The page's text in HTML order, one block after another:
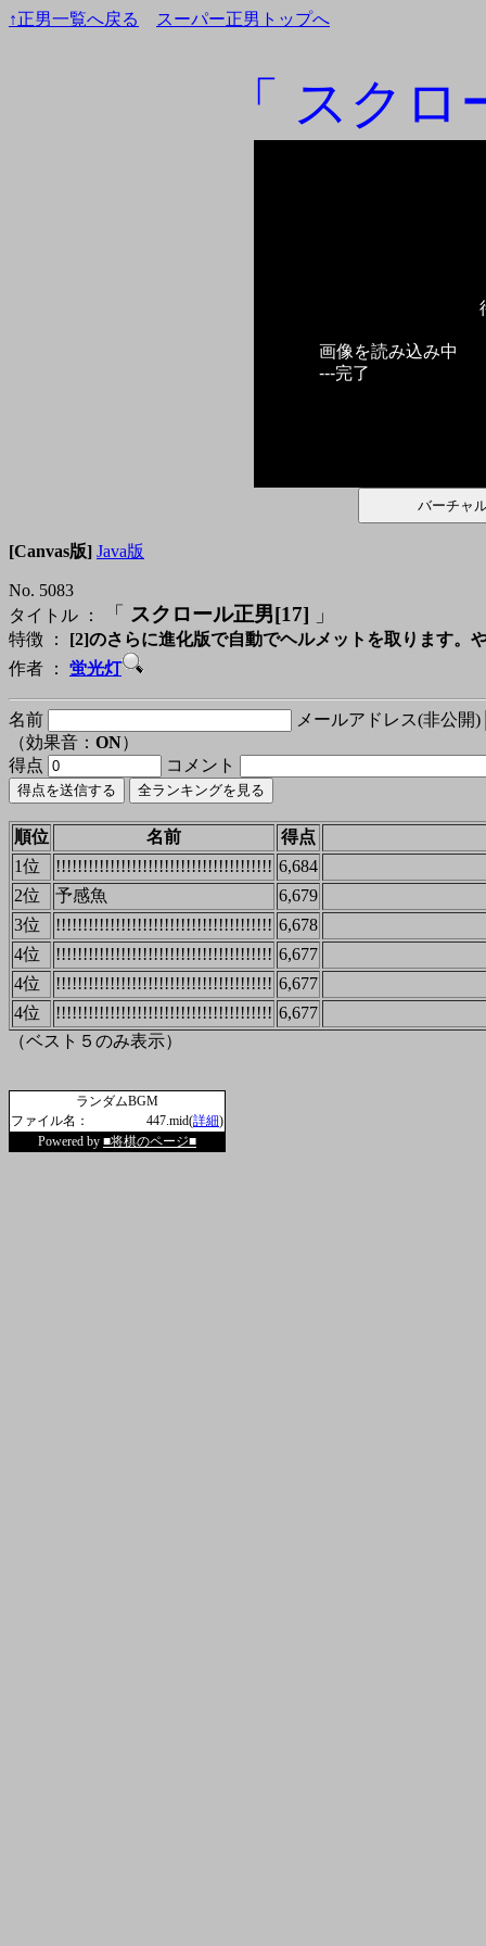
↑正男一覧へ戻る スーパー正男トップへ
「 スク
[Canvas版] Java版
No. 5083
タイトル ：
「 スクロール正男[17] 」
特徴 ： [2]のさらに進化版で自動でヘルメットを取ります。
作者 ： 蛍光灯
名前
メールアドレス(非公開)
（効果音： ON）
得点
コメント
順位 名前 得点
1位
!!!!!!!!!!!!!!!!!!!!!!!!!!!!!!!!!!!!!!!! 6,684
2位
予感魚
6,679
3位
!!!!!!!!!!!!!!!!!!!!!!!!!!!!!!!!!!!!!!!! 6,678
4位
!!!!!!!!!!!!!!!!!!!!!!!!!!!!!!!!!!!!!!!! 6,677
4位
!!!!!!!!!!!!!!!!!!!!!!!!!!!!!!!!!!!!!!!! 6,677
4位
!!!!!!!!!!!!!!!!!!!!!!!!!!!!!!!!!!!!!!!! 6,677
（ベスト５のみ表示）
ランダムBGM
ファイル名：
447.mid(詳細)
Powered by ■将棋のページ■